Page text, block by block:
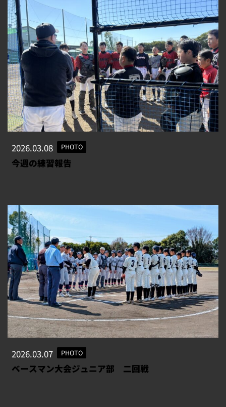
2026.03.08 PHOTO
今週の練習報告
2026.03.07 PHOTO
ベースマン大会ジュニア部 二回戦